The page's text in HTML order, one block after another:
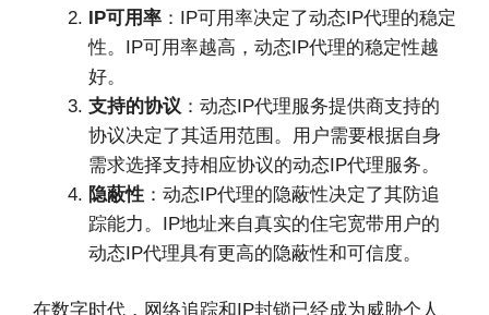
IP可用率 ：IP可用率决定了动态IP代理的稳定
性。IP可用率越高，动态IP代理的稳定性越
好。
支持的协议 ：动态IP代理服务提供商支持的
协议决定了其适用范围。用户需要根据自身
需求选择支持相应协议的动态IP代理服务。
隐蔽性 ：动态IP代理的隐蔽性决定了其防追
踪能力。IP地址来自真实的住宅宽带用户的
动态IP代理具有更高的隐蔽性和可信度。
在数字时代，网络追踪和IP封锁已经成为威胁个人